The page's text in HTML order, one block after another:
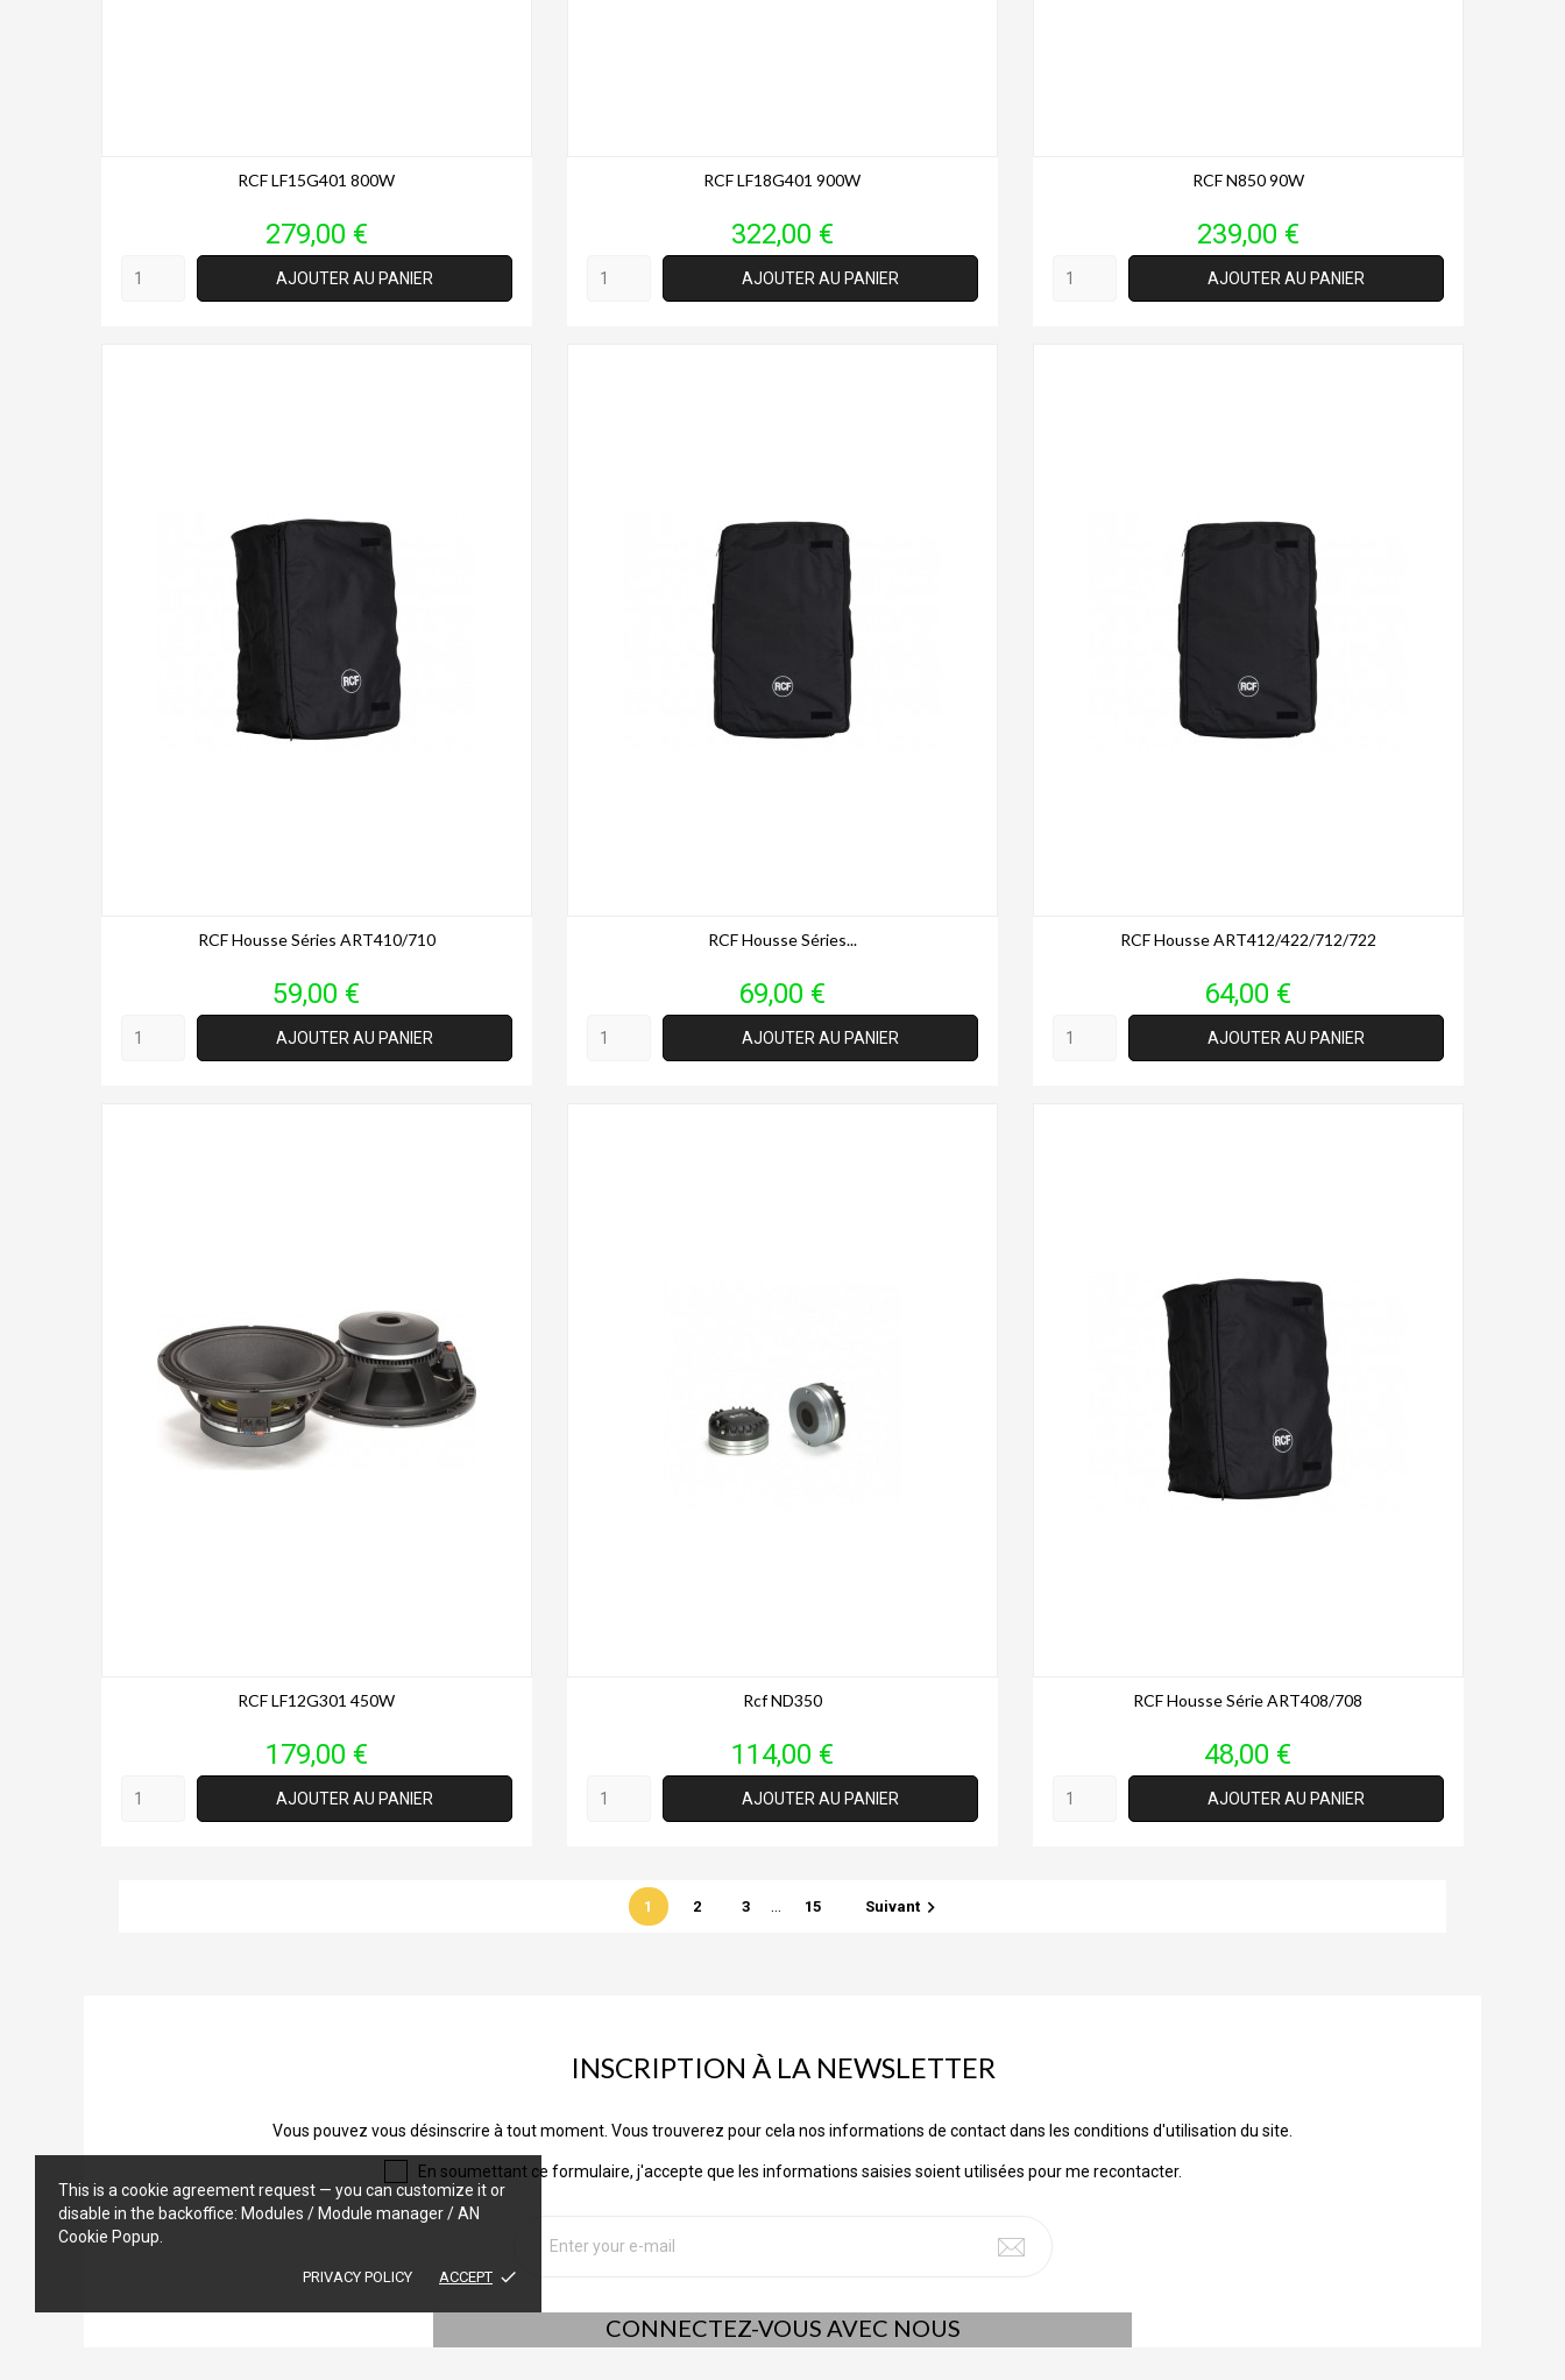
This is a cookie agreement request — you can customize it or
disable in the backoffice: Modules / Module manager / AN
Cookie Popup.
PRIVACY POLICY ACCEPT done
RCF LF15G401 800W
Prix
279,00 €
AJOUTER AU PANIER
RCF LF18G401 900W
Prix
322,00 €
AJOUTER AU PANIER
RCF N850 90W
Prix
239,00 €
AJOUTER AU PANIER
RCF Housse Séries ART410/710
Prix
59,00 €
AJOUTER AU PANIER
RCF Housse Séries...
Prix
69,00 €
AJOUTER AU PANIER
RCF Housse ART412/422/712/722
Prix
64,00 €
AJOUTER AU PANIER
RCF LF12G301 450W
Prix
179,00 €
AJOUTER AU PANIER
Rcf ND350
Prix
114,00 €
AJOUTER AU PANIER
RCF Housse Série ART408/708
Prix
48,00 €
AJOUTER AU PANIER
1 2 3 15 Suivant
INSCRIPTION À LA NEWSLETTER
Vous pouvez vous désinscrire à tout moment. Vous trouverez pour cela nos informations de contact dans les conditions d'utilisation du site.
En soumettant ce formulaire, j'accepte que les informations saisies soient utilisées pour me recontacter.
CONNECTEZ-VOUS AVEC NOUS